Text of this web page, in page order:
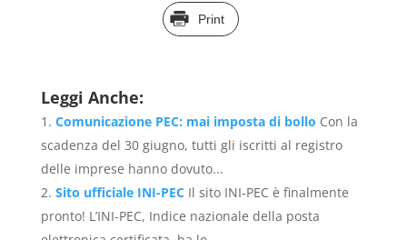
Print
Leggi Anche:
Comunicazione PEC: mai imposta di bollo Con la
scadenza del 30 giugno, tutti gli iscritti al registro
delle imprese hanno dovuto...
Sito ufficiale INI-PEC Il sito INI-PEC è finalmente
pronto! L’INI-PEC, Indice nazionale della posta